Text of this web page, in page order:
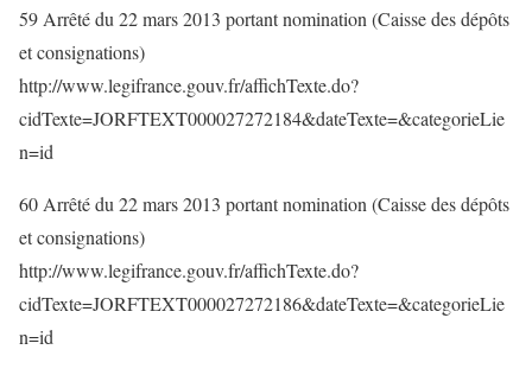
59 Arrêté du 22 mars 2013 portant nomination (Caisse des dépôts
et consignations)
http://www.legifrance.gouv.fr/affichTexte.do?
cidTexte=JORFTEXT000027272184&dateTexte=&categorieLie
n=id
60 Arrêté du 22 mars 2013 portant nomination (Caisse des dépôts
et consignations)
http://www.legifrance.gouv.fr/affichTexte.do?
cidTexte=JORFTEXT000027272186&dateTexte=&categorieLie
n=id